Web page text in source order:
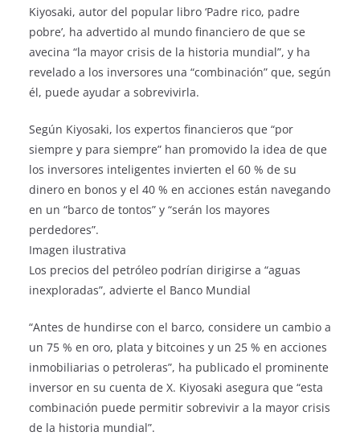
Kiyosaki, autor del popular libro ‘Padre rico, padre
pobre’, ha advertido al mundo financiero de que se
avecina “la mayor crisis de la historia mundial”, y ha
revelado a los inversores una “combinación” que, según
él, puede ayudar a sobrevivirla.
Según Kiyosaki, los expertos financieros que “por
siempre y para siempre” han promovido la idea de que
los inversores inteligentes invierten el 60 % de su
dinero en bonos y el 40 % en acciones están navegando
en un “barco de tontos” y “serán los mayores
perdedores”.
Imagen ilustrativa
Los precios del petróleo podrían dirigirse a “aguas
inexploradas”, advierte el Banco Mundial
“Antes de hundirse con el barco, considere un cambio a
un 75 % en oro, plata y bitcoines y un 25 % en acciones
inmobiliarias o petroleras”, ha publicado el prominente
inversor en su cuenta de X. Kiyosaki asegura que “esta
combinación puede permitir sobrevivir a la mayor crisis
de la historia mundial”.